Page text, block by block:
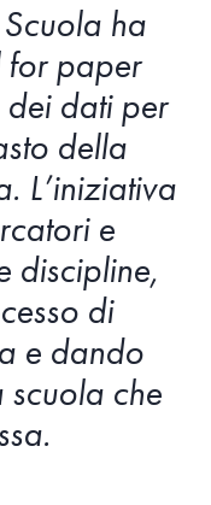
ha
for paper
dati per
della
L’iniziativa
e
discipline,
di
e dando
scuola che